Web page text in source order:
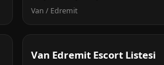
Van / Edremit
Van Edremit Escort Listesi